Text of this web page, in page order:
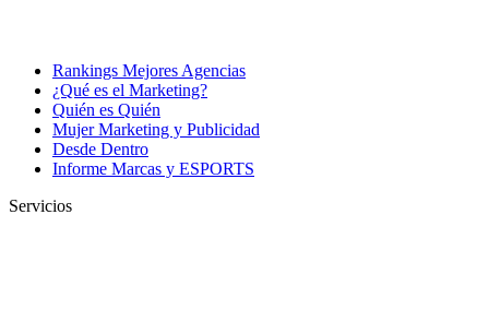
Rankings Mejores Agencias
¿Qué es el Marketing?
Quién es Quién
Mujer Marketing y Publicidad
Desde Dentro
Informe Marcas y ESPORTS
Servicios